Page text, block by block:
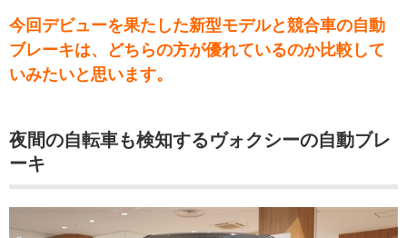
今回デビューを果たした新型モデルと競合車の自動
ブレーキは、どちらの方が優れているのか比較して
いみたいと思います。
夜間の自転車も検知するヴォクシーの自動ブレ
ーキ